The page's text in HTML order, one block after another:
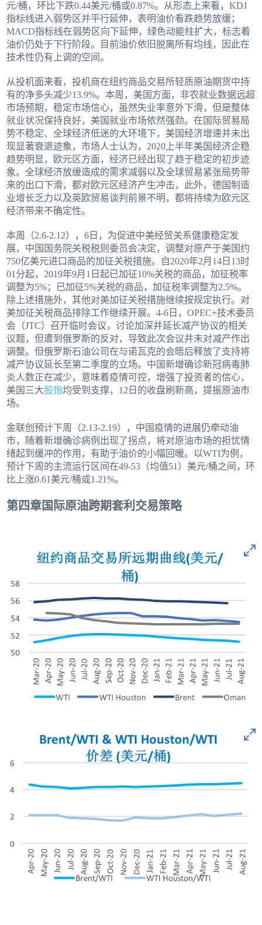
元/桶，环比下跌0.44美元/桶或0.87%。从形态上来看，KDJ
指标线进入弱势区并平行延伸，表明油价看跌趋势放缓；
MACD指标线在弱势区向下延伸，绿色动能柱扩大，标志着
油价仍处于下行阶段。目前油价依旧脱离所有均线，因此在
技术性仍有上调的空间。
从投机面来看，投机商在纽约商品交易所轻质原油期货中持
有的净多头减少13.9%。本周，美国方面，非农就业数据远超
市场预期，稳定市场信心，虽然失业率意外下滑，但是整体
就业状况保持良好，美国就业市场依然强劲。在国际贸易局
势不稳定、全球经济低迷的大环境下，美国经济增速并未出
现显著衰退迹象，市场人士认为，2020上半年美国经济企稳
趋势明显，欧元区方面，经济已经出现了趋于稳定的初步迹
象。全球经济放缓造成的需求减弱以及全球贸易紧张局势带
来的出口下滑，都对欧元区经济产生冲击，此外，德国制造
业增长乏力以及英欧贸易谈判前景不明，都将持续为欧元区
经济带来不确定性。
本周（2.6-2.12），6日，为促进中美经贸关系健康稳定发
展，中国国务院关税税则委员会决定，调整对原产于美国约
750亿美元进口商品的加征关税措施。自2020年2月14日13时
01分起，2019年9月1日起已加征10%关税的商品，加征税率
调整为5%；已加征5%关税的商品，加征税率调整为2.5%。
除上述措施外，其他对美加征关税措施继续按规定执行。对
美加征关税商品排除工作继续开展。4-6日，OPEC+技术委员
会（JTC）召开临时会议，讨论加深并延长减产协议的相关
议题，但遭到俄罗斯的反对，导致此次会议并未对减产作出
调整。但俄罗斯石油公司在与诺瓦克的会晤后释放了支持将
减产协议延长至第二季度的立场。中国新增确诊新冠病毒肺
炎人数正在减少，意味着疫情可控，增强了投资者的信心，
美国三大股指均受到支撑，12日的收盘刷新高，提振原油市
场。
金联创预计下周（2.13-2.19），中国疫情的进展仍牵动油
市，随着新增确诊病例出现了拐点，将对原油市场的担忧情
绪起到缓冲的作用，有助于油价的小幅回暖。以WTI为例，
预计下周的主流运行区间在49-53（均值51）美元/桶之间，环
比上涨0.61美元/桶或1.21%。
第四章国际原油跨期套利交易策略